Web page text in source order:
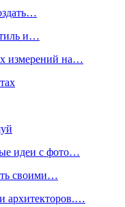
и…
измерений на…
идеи с фото…
своими…
архитекторов.…